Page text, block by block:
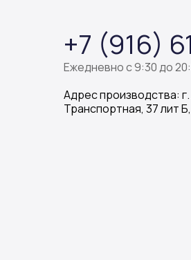
+7 (916)
Ежедневно с 9:30 до
Адрес производства:
Транспортная, 37 лит